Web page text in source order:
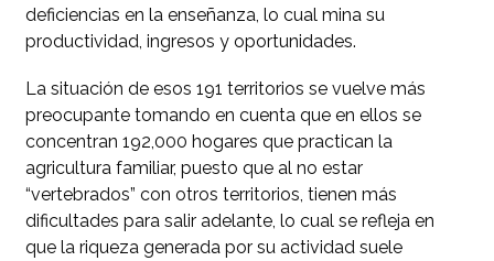
deficiencias en la enseñanza, lo cual mina su
productividad, ingresos y oportunidades.
La situación de esos 191 territorios se vuelve más
preocupante tomando en cuenta que en ellos se
concentran 192,000 hogares que practican la
agricultura familiar, puesto que al no estar
“vertebrados” con otros territorios, tienen más
dificultades para salir adelante, lo cual se refleja en
que la riqueza generada por su actividad suele